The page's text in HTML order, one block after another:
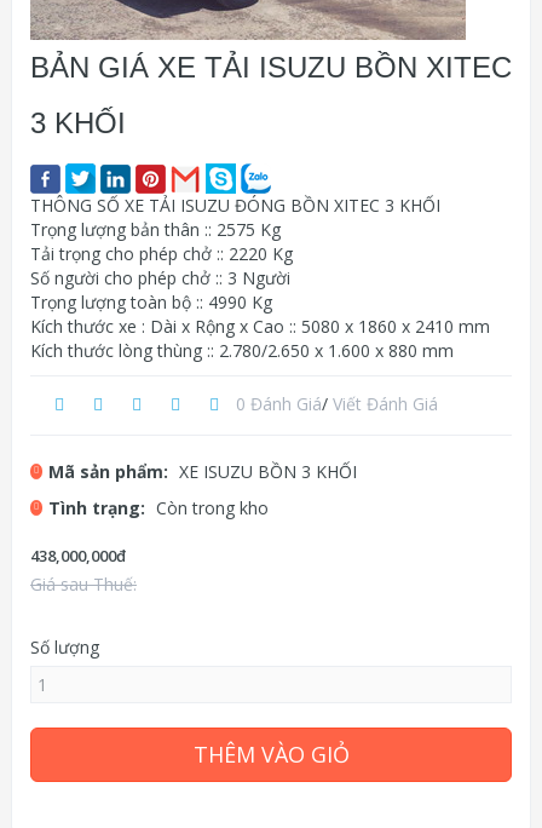
BẢN GIÁ XE TẢI ISUZU BỒN XITEC
3 KHỐI
THÔNG SỐ XE TẢI ISUZU ĐÓNG BỒN XITEC 3 KHỐI
Trọng lượng bản thân :: 2575 Kg
Tải trọng cho phép chở :: 2220 Kg
Số người cho phép chở :: 3 Người
Trọng lượng toàn bộ :: 4990 Kg
Kích thước xe : Dài x Rộng x Cao :: 5080 x 1860 x 2410 mm
Kích thước lòng thùng :: 2.780/2.650 x 1.600 x 880 mm
0 Đánh Giá/ Viết Đánh Giá
Mã sản phẩm: XE ISUZU BỒN 3 KHỐI
Tình trạng: Còn trong kho
438,000,000đ
Giá sau Thuế:
Số lượng
THÊM VÀO GIỎ